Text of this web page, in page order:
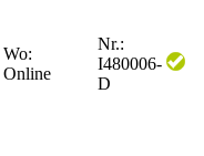
Wo:
Online
Nr.:
I480006-
D